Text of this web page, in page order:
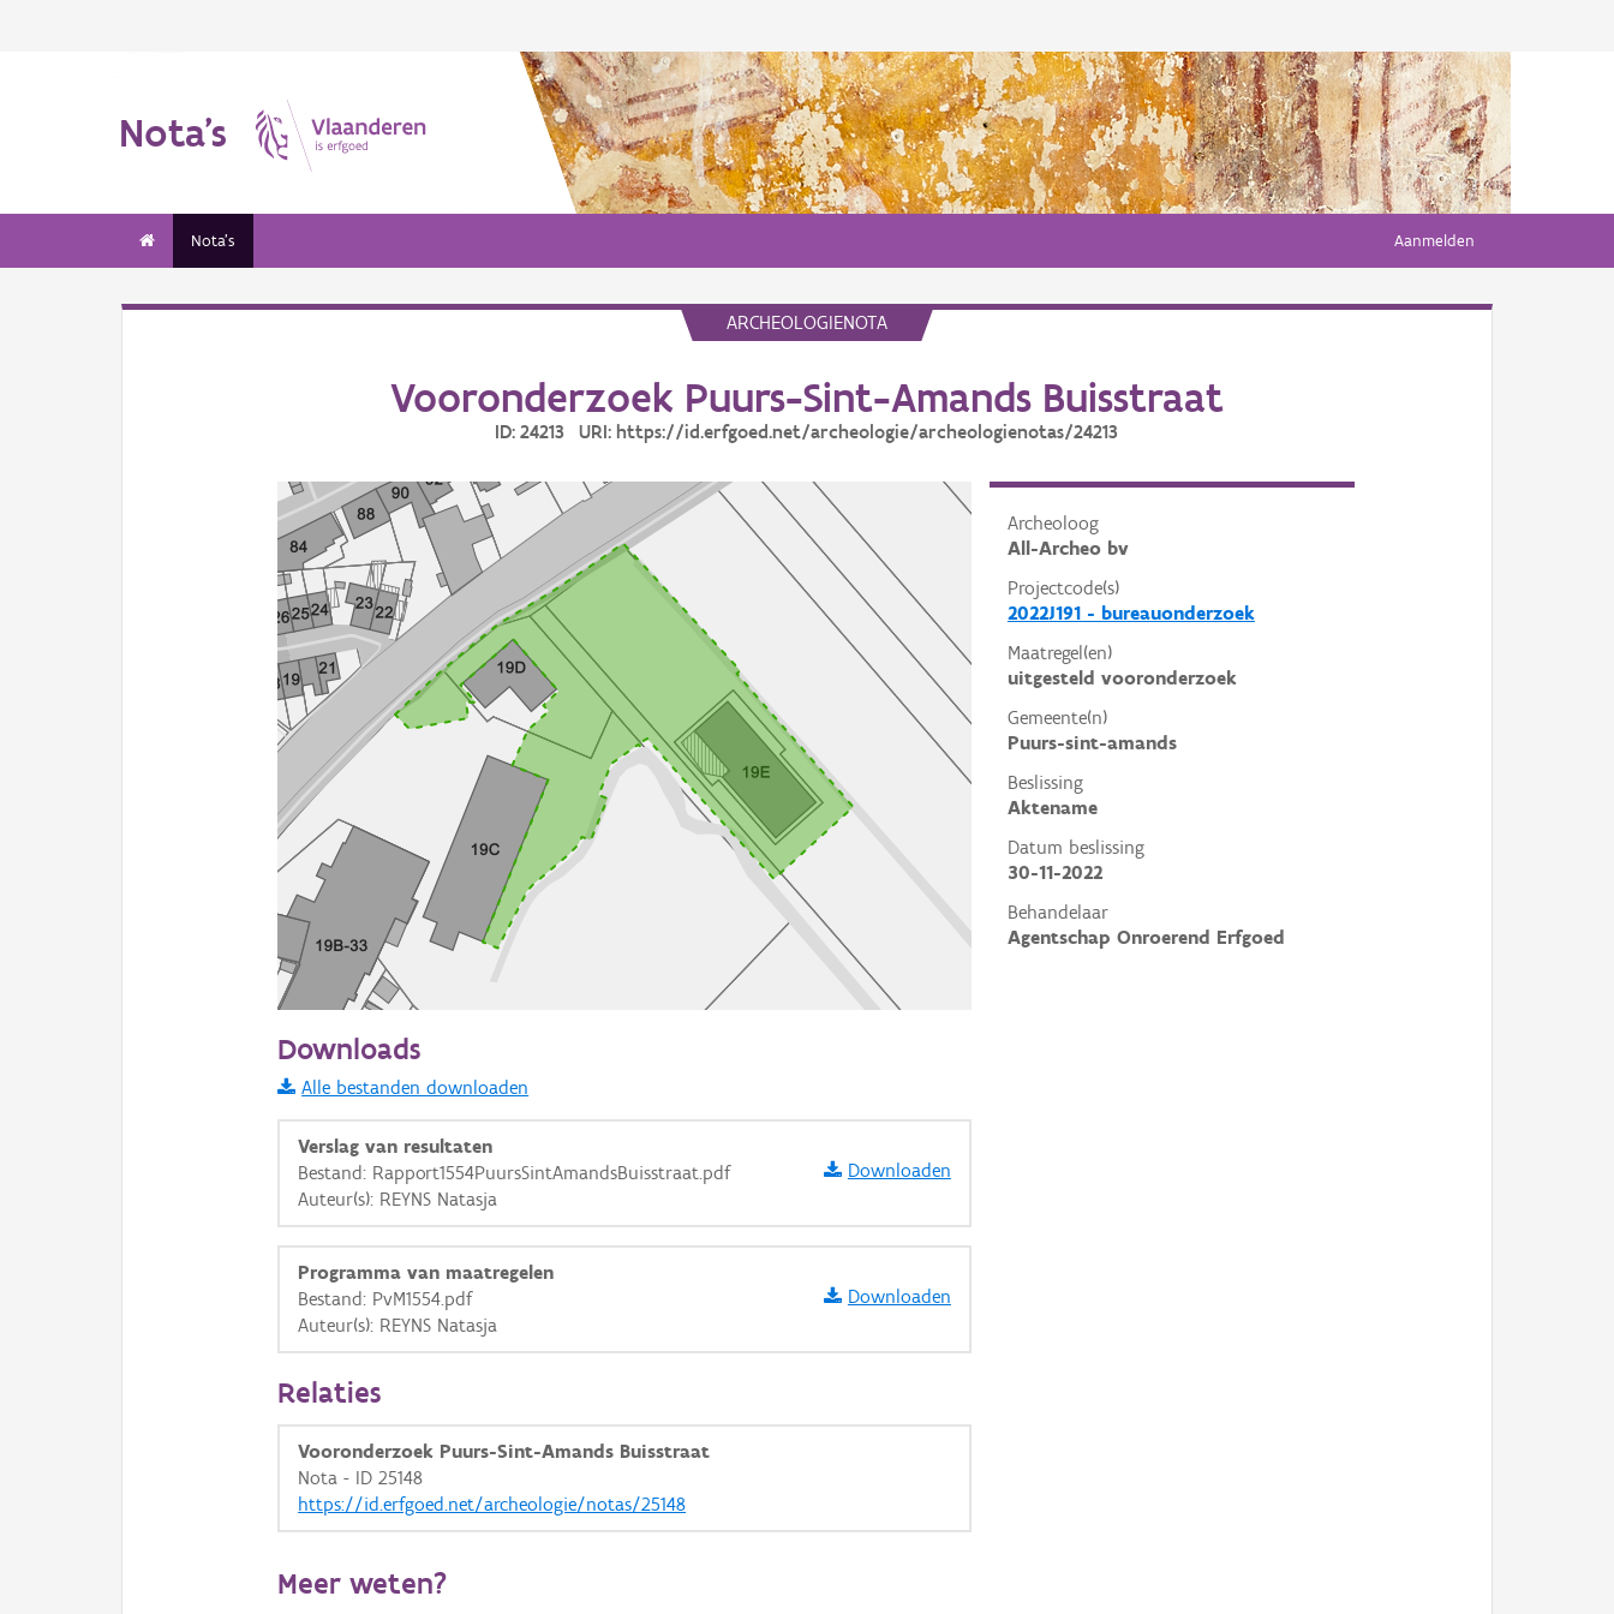
Nota's
Nota's Aanmelden
ARCHEOLOGIENOTA
Vooronderzoek Puurs-Sint-Amands Buisstraat
ID: 24213 URI: https://id.erfgoed.net/archeologie/archeologienotas/24213
Archeoloog
All-Archeo bv
Projectcode(s)
2022J191 - bureauonderzoek
Maatregel(en)
uitgesteld vooronderzoek
Gemeente(n)
Puurs-sint-amands
Beslissing
Aktename
Datum beslissing
30-11-2022
Behandelaar
Agentschap Onroerend Erfgoed
Informatie Vlaanderen
i
+ −
Basis Lagen
Ortho
GRB-Basiskaart
Downloads
Alle bestanden downloaden
Verslag van resultaten
Bestand: Rapport1554PuursSintAmandsBuisstraat.pdf
Auteur(s): REYNS Natasja
Downloaden
Programma van maatregelen
Bestand: PvM1554.pdf
Auteur(s): REYNS Natasja
Downloaden
Relaties
Vooronderzoek Puurs-Sint-Amands Buisstraat
Nota - ID 25148
https://id.erfgoed.net/archeologie/notas/25148
Meer weten?